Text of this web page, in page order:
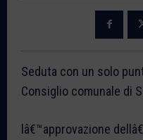
Seduta con un solo
Consiglio comunale di
lâ€™approvazione